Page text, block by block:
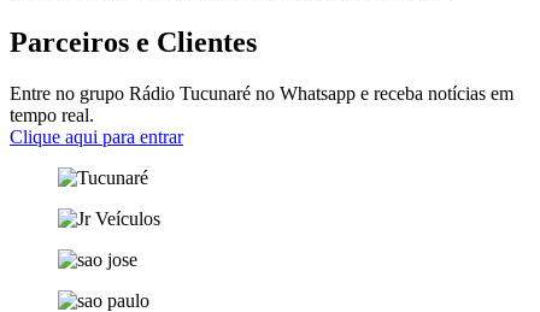
Parceiros e Clientes
Entre no grupo Rádio Tucunaré no Whatsapp e receba notícias em
tempo real.
Clique aqui para entrar